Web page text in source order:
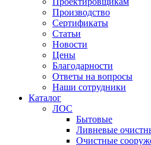
Производство
Сертификаты
Статьи
Новости
Цены
Благодарности
Ответы на вопросы
Наши сотрудники
Каталог
ЛОС
Бытовые
Ливневые
Очистные